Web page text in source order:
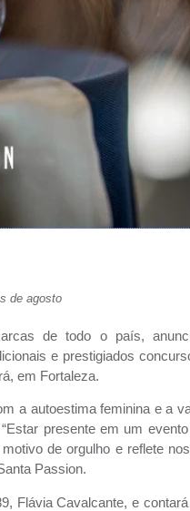
de agosto
de todo o país,
e prestigiados
em Fortaleza.
a autoestima feminina e a
presente em um
de orgulho e reflete
Passion.
Flávia Cavalcante, e